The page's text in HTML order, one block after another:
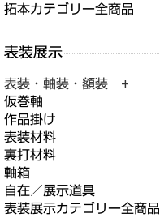
拓本カテゴリー全商品
表装・軸装・額装 +
仮巻軸
作品掛け
表装材料
裏打材料
軸箱
自在／展示道具
表装展示カテゴリー全商品